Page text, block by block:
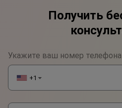
Получить
Укажите ваш номер телефона
+1 ▼